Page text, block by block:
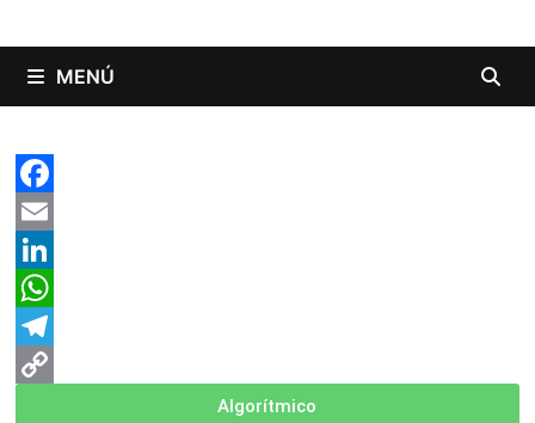
MENÚ
Facebook
Email
LinkedIn
WhatsApp
Telegram
Algorítmico